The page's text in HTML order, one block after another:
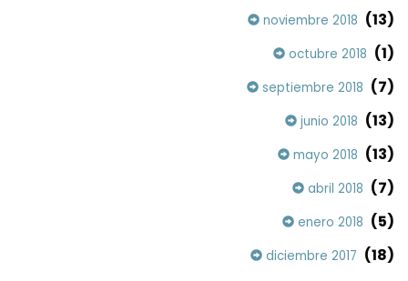
noviembre 2018 (13)
octubre 2018 (1)
septiembre 2018 (7)
junio 2018 (13)
mayo 2018 (13)
abril 2018 (7)
enero 2018 (5)
diciembre 2017 (18)